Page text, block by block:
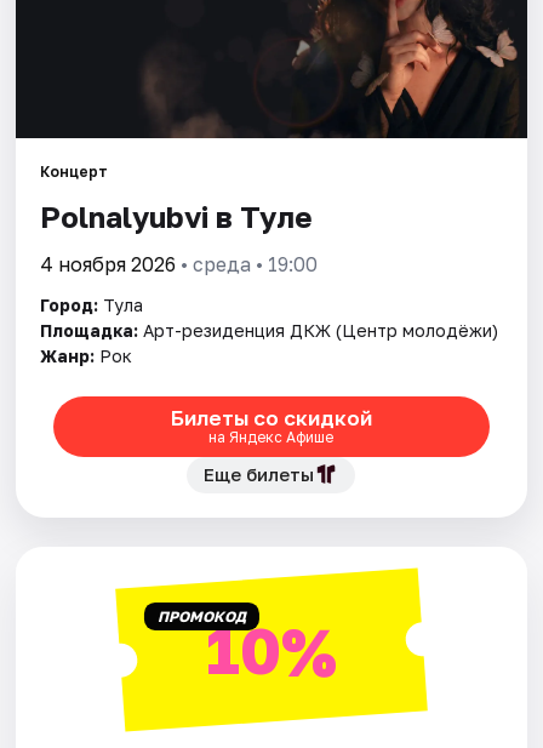
Города
Площадки
Артисты
Концерт
Polnalyubvi в Туле
4 ноября 2026 • среда • 19:00
Город: Тула
Площадка: Арт-резиденция ДКЖ (Центр молодёжи)
Жанр: Рок
Билеты со скидкой
на Яндекс Афише
Еще билеты
ПРОМОКОД10%